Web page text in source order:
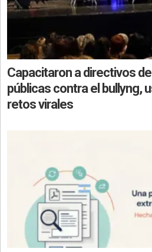
Capacitaron a directivos
públicas contra el bullyng,
retos virales